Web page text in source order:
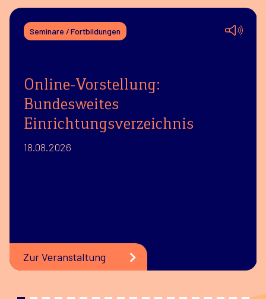
Seminare / Fortbildungen
Online-Vorstellung:
Bundesweites
Einrichtungsverzeichnis
18.08.2026
Zur Veranstaltung